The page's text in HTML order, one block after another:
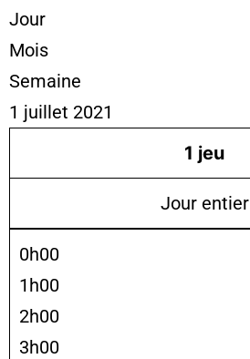
Jour
Mois
Semaine
1 juillet 2021
1 jeu
Jour entier
0h00
1h00
2h00
3h00